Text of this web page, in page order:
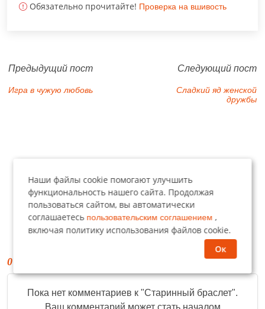
Обязательно прочитайте! Проверка на вшивость
Предыдущий пост
Игра в чужую любовь
Следующий пост
Сладкий яд женской
дружбы
0 комментариев
Пока нет комментариев к "Старинный браслет".
Наши файлы cookie помогают улучшить
функциональность нашего сайта. Продолжая
пользоваться сайтом, вы автоматически
соглашаетесь пользовательским соглашением ,
включая политику использования файлов cookie.
Ок